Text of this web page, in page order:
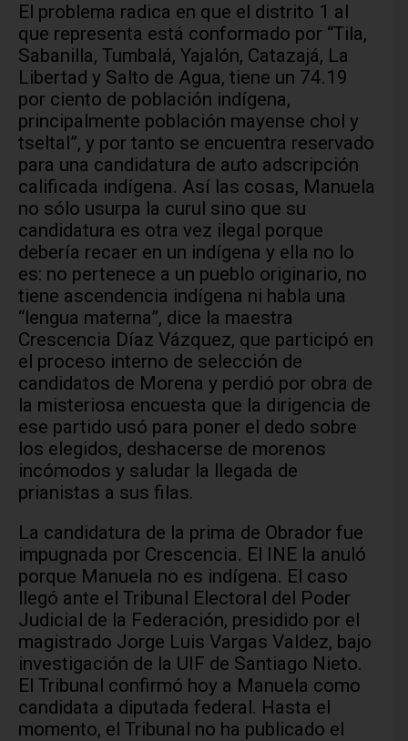
El problema radica en que el distrito 1 al
que representa está conformado por “Tila,
Sabanilla, Tumbalá, Yajalón, Catazajá, La
Libertad y Salto de Agua, tiene un 74.19
por ciento de población indígena,
principalmente población mayense chol y
tseltal”, y por tanto se encuentra reservado
para una candidatura de auto adscripción
calificada indígena. Así las cosas, Manuela
no sólo usurpa la curul sino que su
candidatura es otra vez ilegal porque
debería recaer en un indígena y ella no lo
es: no pertenece a un pueblo originario, no
tiene ascendencia indígena ni habla una
“lengua materna”, dice la maestra
Crescencia Díaz Vázquez, que participó en
el proceso interno de selección de
candidatos de Morena y perdió por obra de
la misteriosa encuesta que la dirigencia de
ese partido usó para poner el dedo sobre
los elegidos, deshacerse de morenos
incómodos y saludar la llegada de
prianistas a sus filas.
La candidatura de la prima de Obrador fue
impugnada por Crescencia. El INE la anuló
porque Manuela no es indígena. El caso
llegó ante el Tribunal Electoral del Poder
Judicial de la Federación, presidido por el
magistrado Jorge Luis Vargas Valdez, bajo
investigación de la UIF de Santiago Nieto.
El Tribunal confirmó hoy a Manuela como
candidata a diputada federal. Hasta el
momento, el Tribunal no ha publicado el